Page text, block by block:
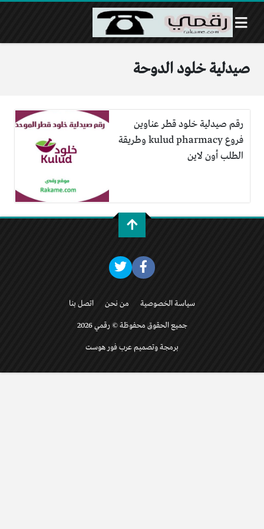
صيدلية خلود الدوحة
رقم صيدلية خلود قطر عناوين
فروع kulud pharmacy وطريقة
الطلب أون لاين
سياسة الخصوصية من نحن اتصل بنا
جميع الحقوق محفوظة © رقمي 2026
برمجة وتصميم عرب فور هوست